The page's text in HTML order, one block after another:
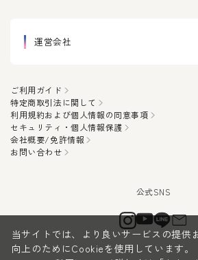
運営会社
ご利用ガイド
特定商取引法に関して
利用規約および個人情報の同意事項
セキュリティ・個人情報保護
会社概要/免許情報
お問い合わせ
当サイトでは、より良いサービスの提供
向上のためにCookieを使用しています。